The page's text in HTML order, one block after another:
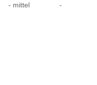
- mittel
-